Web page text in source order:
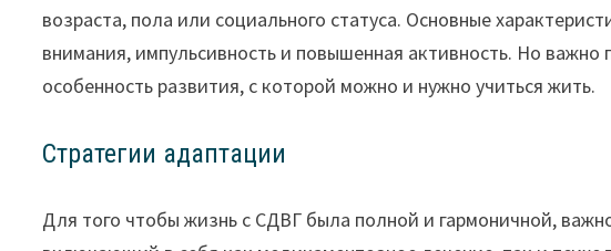
возраста, пола или социального статуса. Основные
внимания, импульсивность и повышенная активность. Но
особенность развития, с которой можно и нужно учиться жить.
Стратегии адаптации
Для того чтобы жизнь с СДВГ была полной и гармоничной,